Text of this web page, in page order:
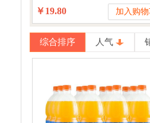
￥19.80 加入购
综合排序 人气